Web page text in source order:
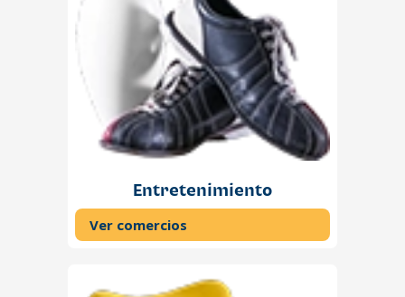
Entretenimiento
Ver comercios